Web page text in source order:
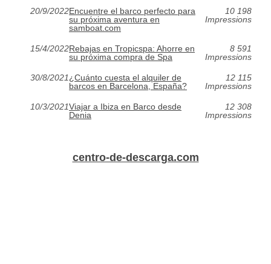
20/9/2022Encuentre el barco perfecto para
su próxima aventura en
samboat.com
10 198
Impressions
15/4/2022Rebajas en Tropicspa: Ahorre en
su próxima compra de Spa
8 591
Impressions
30/8/2021¿Cuánto cuesta el alquiler de
barcos en Barcelona, España?
12 115
Impressions
10/3/2021Viajar a Ibiza en Barco desde
Denia
12 308
Impressions
centro-de-descarga.com